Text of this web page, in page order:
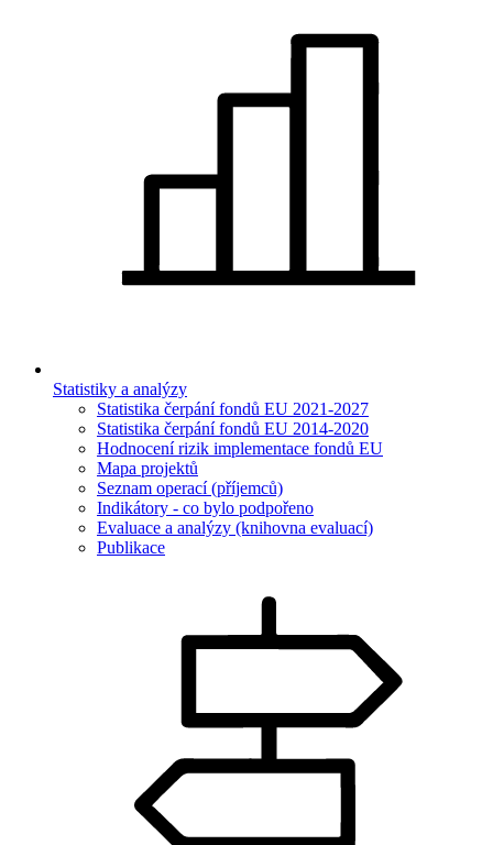
Statistiky a analýzy
Statistika čerpání fondů EU 2021-2027
Statistika čerpání fondů EU 2014-2020
Hodnocení rizik implementace fondů EU
Mapa projektů
Seznam operací (příjemců)
Indikátory - co bylo podpořeno
Evaluace a analýzy (knihovna evaluací)
Publikace